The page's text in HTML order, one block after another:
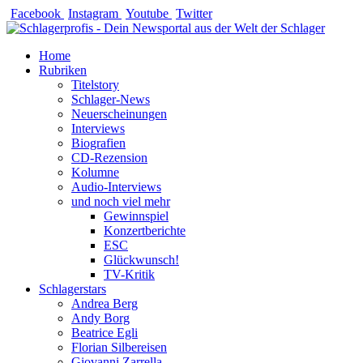
Zum
Inhalt
Facebook Instagram Youtube Twitter
Home
Rubriken
Titelstory
Schlager-News
Neuerscheinungen
Interviews
Biografien
CD-Rezension
Kolumne
Audio-Interviews
und noch viel mehr
Gewinnspiel
Konzertberichte
ESC
Glückwunsch!
TV-Kritik
Schlagerstars
Andrea Berg
Andy Borg
Beatrice Egli
Florian Silbereisen